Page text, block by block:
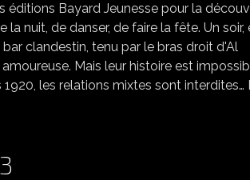
éditions Bayard Jeunesse pour la
nuit, de danser, de faire la fête. Un soir,
clandestin, tenu par le bras droit d'Al
Mais leur histoire est
les relations mixtes sont interdites…